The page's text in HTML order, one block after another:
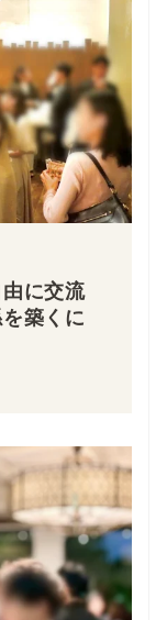
由に交流
築くに